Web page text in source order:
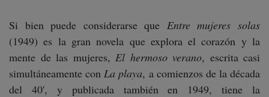
Si bien puede considerarse que Entre mujeres solas
(1949) es la gran novela que explora el corazón y la
mente de las mujeres, El hermoso verano, escrita casi
simultáneamente conLa playa, a comienzos de la década
del 40', y publicada también en 1949, tiene la